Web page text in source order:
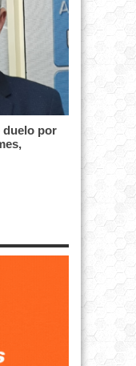
duelo por